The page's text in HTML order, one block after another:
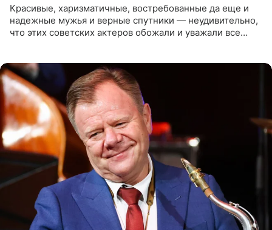
Красивые, харизматичные, востребованные да еще и
надежные мужья и верные спутники — неудивительно,
что этих советских актеров обожали и уважали все